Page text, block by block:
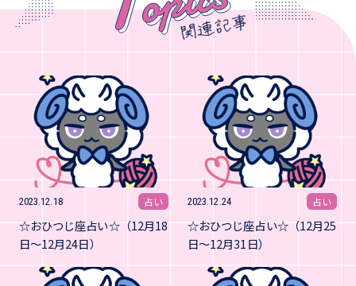
2023.12.18 占い
☆おひつじ座占い☆（12月18
日～12月24日）
2023.12.24 占い
☆おひつじ座占い☆（12月25
日～12月31日）